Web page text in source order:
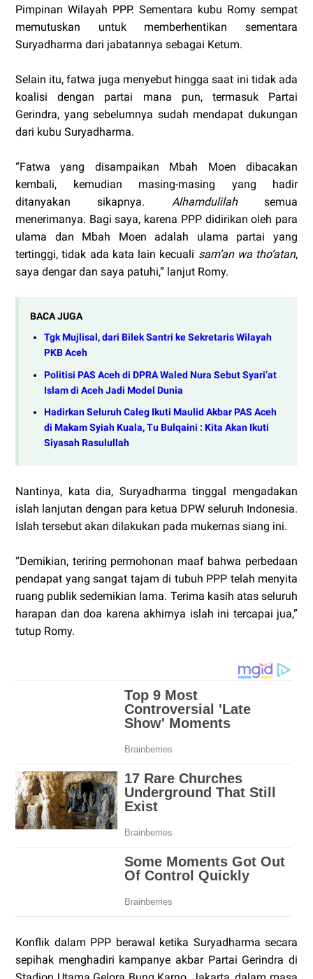
Pimpinan Wilayah PPP. Sementara kubu Romy sempat
memutuskan untuk memberhentikan sementara
Suryadharma dari jabatannya sebagai Ketum.
Selain itu, fatwa juga menyebut hingga saat ini tidak ada
koalisi dengan partai mana pun, termasuk Partai
Gerindra, yang sebelumnya sudah mendapat dukungan
dari kubu Suryadharma.
“Fatwa yang disampaikan Mbah Moen dibacakan
kembali, kemudian masing-masing yang hadir
ditanyakan sikapnya. Alhamdulilahsemua
menerimanya. Bagi saya, karena PPP didirikan oleh para
ulama dan Mbah Moen adalah ulama partai yang
tertinggi, tidak ada kata lain kecuali sam’an wa tho’atan,
saya dengar dan saya patuhi,” lanjut Romy.
BACA JUGA
Tgk Mujlisal, dari Bilek Santri ke Sekretaris Wilayah
PKB Aceh
Politisi PAS Aceh di DPRA Waled Nura Sebut Syari’at
Islam di Aceh Jadi Model Dunia
Hadirkan Seluruh Caleg Ikuti Maulid Akbar PAS Aceh
di Makam Syiah Kuala, Tu Bulqaini : Kita Akan Ikuti
Siyasah Rasulullah
Nantinya, kata dia, Suryadharma tinggal mengadakan
islah lanjutan dengan para ketua DPW seluruh Indonesia.
Islah tersebut akan dilakukan pada mukernas siang ini.
“Demikian, teriring permohonan maaf bahwa perbedaan
pendapat yang sangat tajam di tubuh PPP telah menyita
ruang publik sedemikian lama. Terima kasih atas seluruh
harapan dan doa karena akhirnya islah ini tercapai jua,”
tutup Romy.
Konflik dalam PPP berawal ketika Suryadharma secara
sepihak menghadiri kampanye akbar Partai Gerindra di